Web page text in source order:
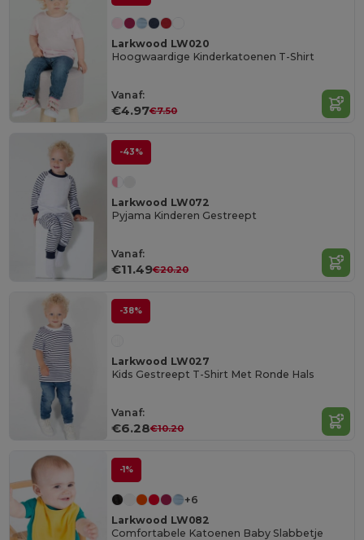
Larkwood LW020
Hoogwaardige Kinderkatoenen T-Shirt
Vanaf:
€4.97€7.50
-43%
Larkwood LW072
Pyjama Kinderen Gestreept
Vanaf:
€11.49€20.20
-38%
Larkwood LW027
Kids Gestreept T-Shirt Met Ronde Hals
Vanaf:
€6.28€10.20
-1%
+6
Larkwood LW082
Comfortabele Katoenen Baby Slabbetje